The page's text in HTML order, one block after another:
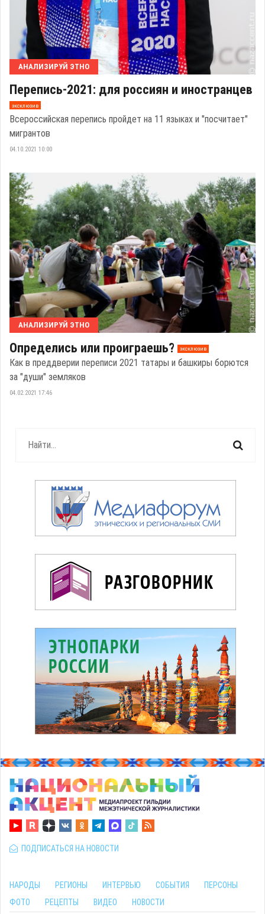
АНАЛИЗИРУЙ ЭТНО
Перепись-2021: для россиян и иностранцев
эксклюзив
Всероссийская перепись пройдет на 11 языках и "посчитает"
мигрантов
04.10.2021 10:00
АНАЛИЗИРУЙ ЭТНО
Определись или проиграешь? эксклюзив
Как в преддверии переписи 2021 татары и башкиры борются
за "души" земляков
04.02.2021 17:46
ПОДПИСАТЬСЯ НА НОВОСТИ
НАРОДЫ РЕГИОНЫ ИНТЕРВЬЮ СОБЫТИЯ
ПЕРСОНЫ
ФОТО
РЕЦЕПТЫ ВИДЕО НОВОСТИ